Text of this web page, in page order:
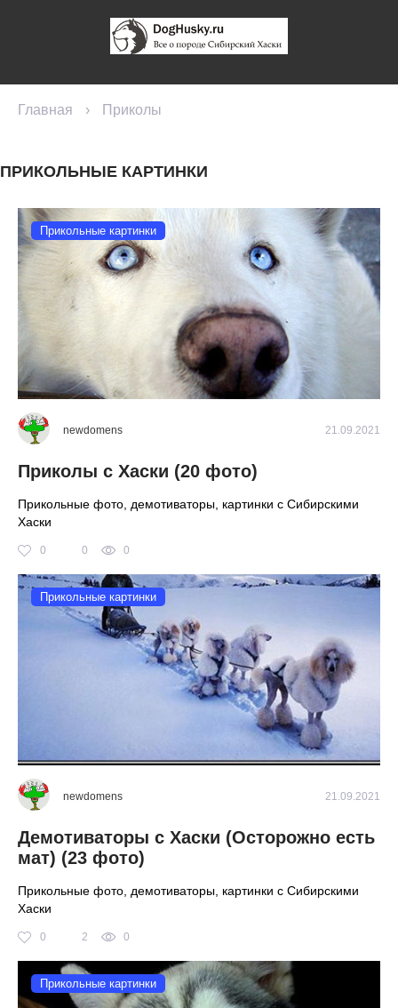
Главная › Приколы
ПРИКОЛЬНЫЕ КАРТИНКИ
Прикольные картинки
newdomens 21.09.2021
Приколы с Хаски (20 фото)
Прикольные фото, демотиваторы, картинки с Сибирскими
Хаски
0 0 0
Прикольные картинки
newdomens 21.09.2021
Демотиваторы с Хаски (Осторожно есть
мат) (23 фото)
Прикольные фото, демотиваторы, картинки с Сибирскими
Хаски
0 2 0
Прикольные картинки